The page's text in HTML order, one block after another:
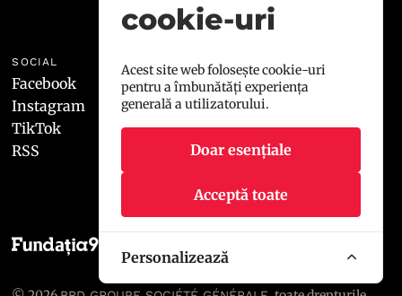
SOCIAL
Facebook
Instagram
TikTok
RSS
LEGAL
Termeni și condiții
Politica de cookies
cookie-uri
Acest site web folosește cookie-uri
pentru a îmbunătăți experiența
generală a utilizatorului.
Doar esențiale
Acceptă toate
Personalizează